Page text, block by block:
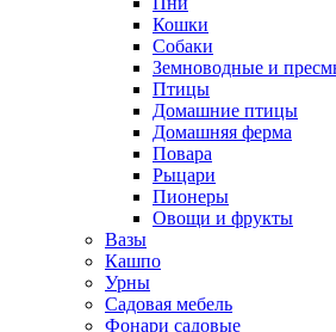
Кошки
Собаки
Земноводные и
Птицы
Домашние птицы
Домашняя ферма
Повара
Рыцари
Пионеры
Овощи и фрукты
Вазы
Кашпо
Урны
Садовая мебель
Фонари садовые